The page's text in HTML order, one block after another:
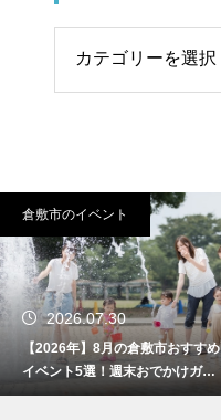
倉敷市のイベント
2026.07.30
【2026年】8月の倉敷市おすすめ
イベント5選！週末おでかけガイ
ド